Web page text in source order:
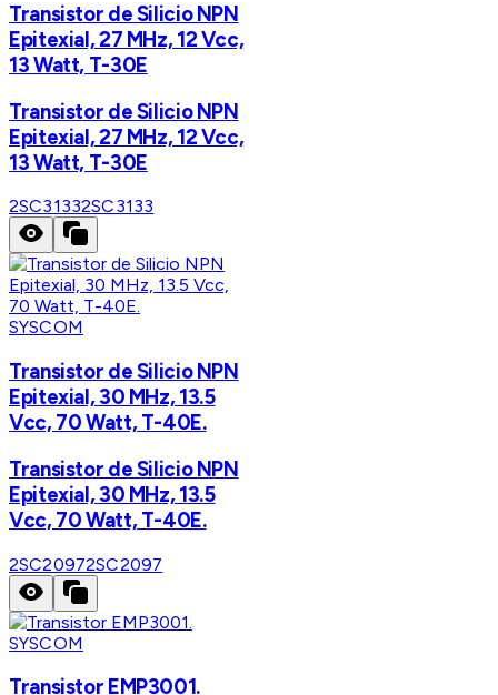
Transistor de Silicio NPN
Epitexial, 27 MHz, 12 Vcc,
13 Watt, T-30E
Transistor de Silicio NPN
Epitexial, 27 MHz, 12 Vcc,
13 Watt, T-30E
2SC31332SC3133
SYSCOM
Transistor de Silicio NPN
Epitexial, 30 MHz, 13.5
Vcc, 70 Watt, T-40E.
Transistor de Silicio NPN
Epitexial, 30 MHz, 13.5
Vcc, 70 Watt, T-40E.
2SC20972SC2097
SYSCOM
Transistor EMP3001.